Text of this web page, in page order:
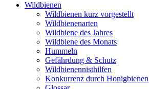
Wildbienen
Wildbienen kurz vorgestellt
Wildbienenarten
Wildbiene des Jahres
Wildbiene des Monats
Hummeln
Gefährdung & Schutz
Wildbienennisthilfen
Konkurrenz durch Honigbienen